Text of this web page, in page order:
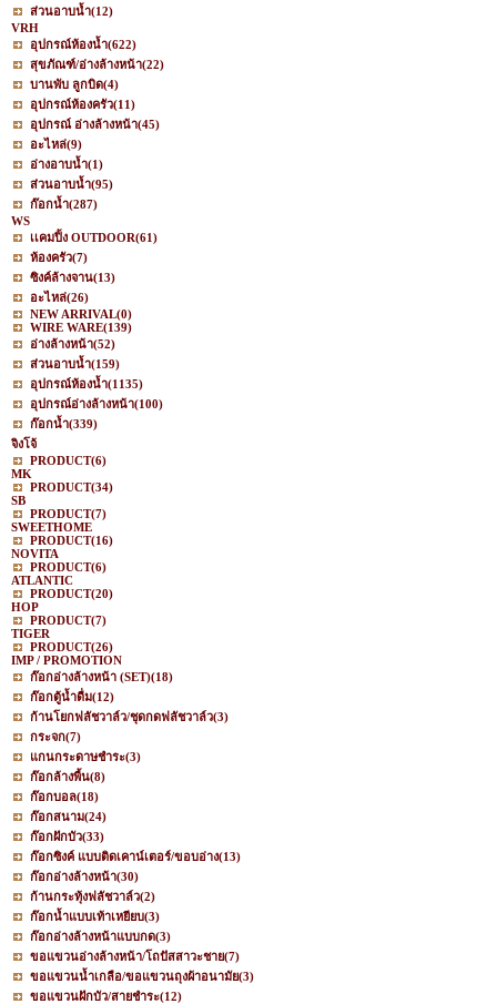
ส่วนอาบน้ำ(12)
VRH
อุปกรณ์ห้องน้ำ(622)
สุขภัณฑ์/อ่างล้างหน้า(22)
บานพับ ลูกบิด(4)
อุปกรณ์ห้องครัว(11)
อุปกรณ์ อ่างล้างหน้า(45)
อะไหล่(9)
อ่างอาบน้ำ(1)
ส่วนอาบน้ำ(95)
ก๊อกน้ำ(287)
WS
เเคมปิ้ง OUTDOOR(61)
ห้องครัว(7)
ซิงค์ล้างจาน(13)
อะไหล่(26)
NEW ARRIVAL(0)
WIRE WARE(139)
อ่างล้างหน้า(52)
ส่วนอาบน้ำ(159)
อุปกรณ์ห้องน้ำ(1135)
อุปกรณ์อ่างล้างหน้า(100)
ก๊อกน้ำ(339)
จิงโจ้
PRODUCT(6)
MK
PRODUCT(34)
SB
PRODUCT(7)
SWEETHOME
PRODUCT(16)
NOVITA
PRODUCT(6)
ATLANTIC
PRODUCT(20)
HOP
PRODUCT(7)
TIGER
PRODUCT(26)
IMP / PROMOTION
ก๊อกอ่างล้างหน้า (SET)(18)
ก๊อกตู้น้ำดื่ม(12)
ก้านโยกฟลัชวาล์ว/ชุดกดฟลัชวาล์ว(3)
กระจก(7)
แกนกระดาษชำระ(3)
ก๊อกล้างพื้น(8)
ก๊อกบอล(18)
ก๊อกสนาม(24)
ก๊อกฝักบัว(33)
ก๊อกซิงค์ แบบติดเคาน์เตอร์/ขอบอ่าง(13)
ก๊อกอ่างล้างหน้า(30)
ก้านกระทุ้งฟลัชวาล์ว(2)
ก๊อกน้ำแบบเท้าเหยียบ(3)
ก๊อกอ่างล้างหน้าแบบกด(3)
ขอแขวนอ่างล้างหน้า/โถปัสสาวะชาย(7)
ขอแขวนน้ำเกลือ/ขอแขวนถุงผ้าอนามัย(3)
ขอแขวนฝักบัว/สายชำระ(12)